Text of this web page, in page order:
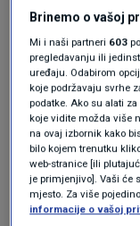
Brinemo o vašoj
Mi i naši partneri 603
pregledavanju ili
uređaju. Odabirom
koje podržavaju svrhe
podatke. Ako su alati
koje vidite možda više
na ovaj izbornik kako
bilo kojem trenutku
web-stranice [ili
je primjenjivo]. Vaši će
mjesto. Za više
informacije o vašoj